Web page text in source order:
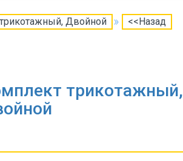
Двойной <<Назад
трикотажный,